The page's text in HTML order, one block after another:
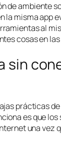
de ambiente
la misma app
al
cosas en
sin
prácticas
es que
una vez